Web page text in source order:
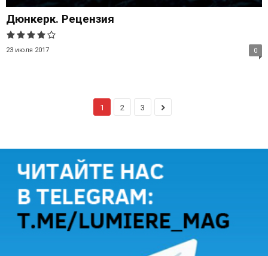
Дюнкерк. Рецензия
23 июля 2017 0
1 2 3